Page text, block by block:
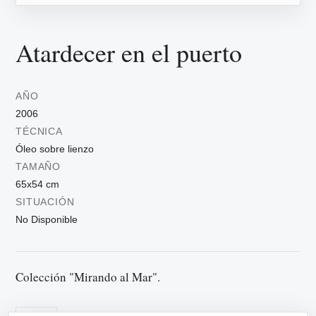
Atardecer en el puerto
AÑO
2006
TÉCNICA
Óleo sobre lienzo
TAMAÑO
65x54 cm
SITUACIÓN
No Disponible
Colección "Mirando al Mar".